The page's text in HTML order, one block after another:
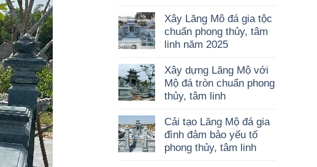
Xây Lăng Mô đá gia tộc
chuẩn phong thủy, tâm
linh năm 2025
Xây dựng Lăng Mộ với
Mộ đá tròn chuẩn phong
thủy, tâm linh
Cải tạo Lăng Mộ đá gia
đình đảm bảo yếu tố
phong thủy, tâm linh